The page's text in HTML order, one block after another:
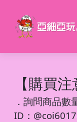
【購買注
． 詢問商品數
ID：